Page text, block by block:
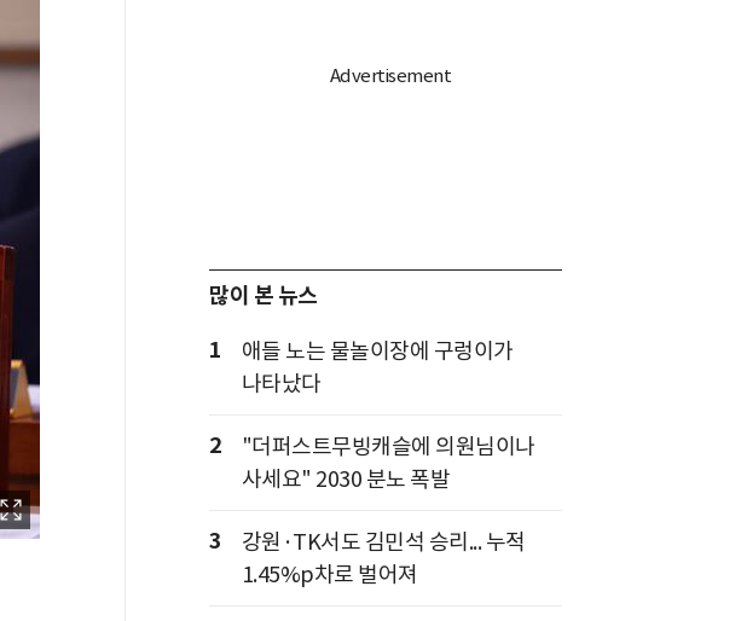
많이 본 뉴스
1
애들 노는 물놀이장에 구렁이가
나타났다
2
"더퍼스트무빙캐슬에 의원님이나
사세요" 2030 분노 폭발
3
강원·TK서도 김민석 승리... 누적
1.45%p차로 벌어져